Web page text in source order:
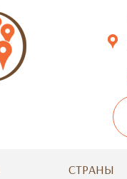
СТРАНЫ